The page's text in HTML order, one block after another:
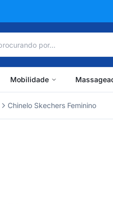
Mobilidade
Chinelo Skechers Feminino